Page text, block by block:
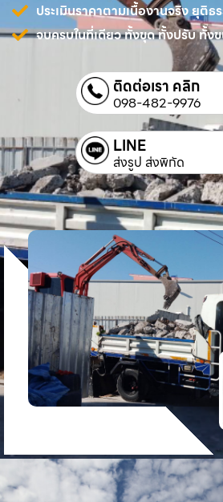
ประเมินราคาตามเนื้องานจริง ยุติ
จบครบในที่เดียว ทั้งขุด ทั้งปรับ ทั้ง
ติดต่อเรา คลิก
098-482-9976
LINE
ส่งรูป ส่งพิกัด